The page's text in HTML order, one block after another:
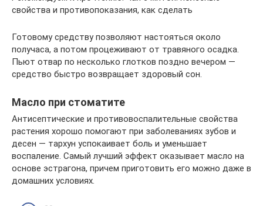
свойства и противопоказания, как сделать
Готовому средству позволяют настояться около
получаса, а потом процеживают от травяного осадка.
Пьют отвар по несколько глотков поздно вечером —
средство быстро возвращает здоровый сон.
Масло при стоматите
Антисептические и противовоспалительные свойства
растения хорошо помогают при заболеваниях зубов и
десен — тархун успокаивает боль и уменьшает
воспаление. Самый лучший эффект оказывает масло на
основе эстрагона, причем приготовить его можно даже в
домашних условиях.